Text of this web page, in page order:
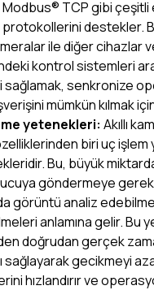
Modbus® TCP gibi
protokollerini destekler.
ile diğer cihazlar
kontrol sistemleri
sağlamak, senkronize
mümkün kılmak
yetenekleri: Akıllı
biri uç işlem
Bu, büyük
göndermeye
görüntü analiz
anlamına gelir. Bu
doğrudan gerçek
sağlayarak gecikmeyi
hızlandırır ve